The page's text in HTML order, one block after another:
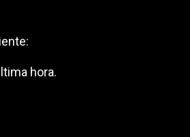
hora.